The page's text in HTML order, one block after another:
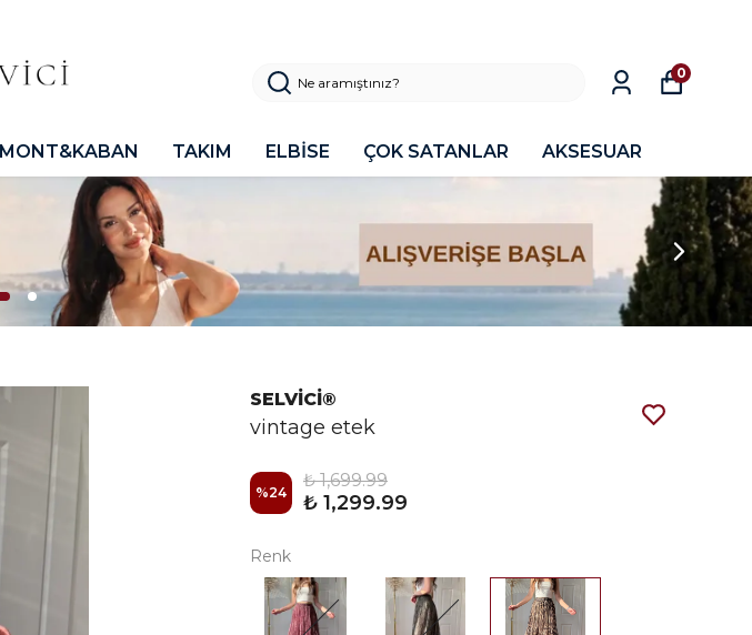
MONT&KABAN TAKIM ELBİSE ÇOK SATANLAR AKSESUAR
0
SELVİCİ®
vintage etek
%24
₺ 1,699.99
₺ 1,299.99
Renk